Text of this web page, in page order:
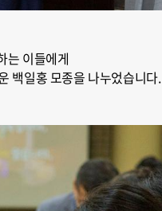
는 이들에게
백일홍 모종을 나누었습니다.